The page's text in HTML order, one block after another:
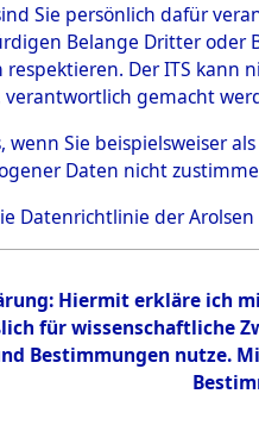
Einen Kommentar
Sie persönlich dafür
Belange Dritter
respektieren. Der ITS
gemacht
wenn Sie beispielsweiser
Daten nicht
Datenrichtlinie der Arolsen
Hiermit erkläre ich
für wissenschaftliche
Bestimmungen nutze.